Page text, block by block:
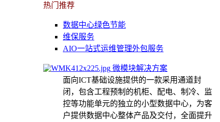
热门推荐
数据中心绿色节能
维保服务
AIO一站式运维管理外包服务
微模块解决方案
面向ICT基础设施提供的一款采用通道封
闭，包含工程预制的机柜、配电、制冷、监
控等功能单元的独立的小型数据中心，为客
户提供数据中心整体产品及交付，全面提升